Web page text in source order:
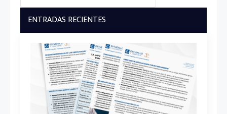
for:
ENTRADAS RECIENTES